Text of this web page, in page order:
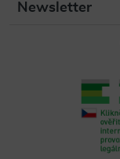
Newsletter